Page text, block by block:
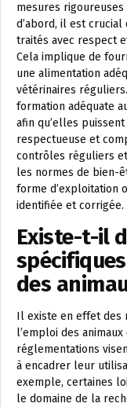
mesures
d’abord, il est
traités avec respect
Cela implique de
une alimentation
vétérinaires
formation adéquate
afin qu’elles
respectueuse et
contrôles réguliers
les normes de bien-
forme d’exploitation
identifiée et corrigée.
Existe-t-il
des
Il existe en effet des
l’emploi des
réglementations
à encadrer leur
exemple, certaines
le domaine de la